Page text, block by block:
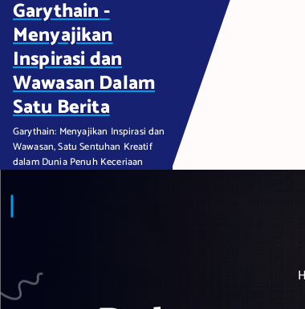
n
Garythain -
Menyajikan
Inspirasi dan
Wawasan Dalam
Satu Berita
Garythain: Menyajikan Inspirasi dan
Wawasan, Satu Sentuhan Kreatif
dalam Dunia Penuh Keceriaan